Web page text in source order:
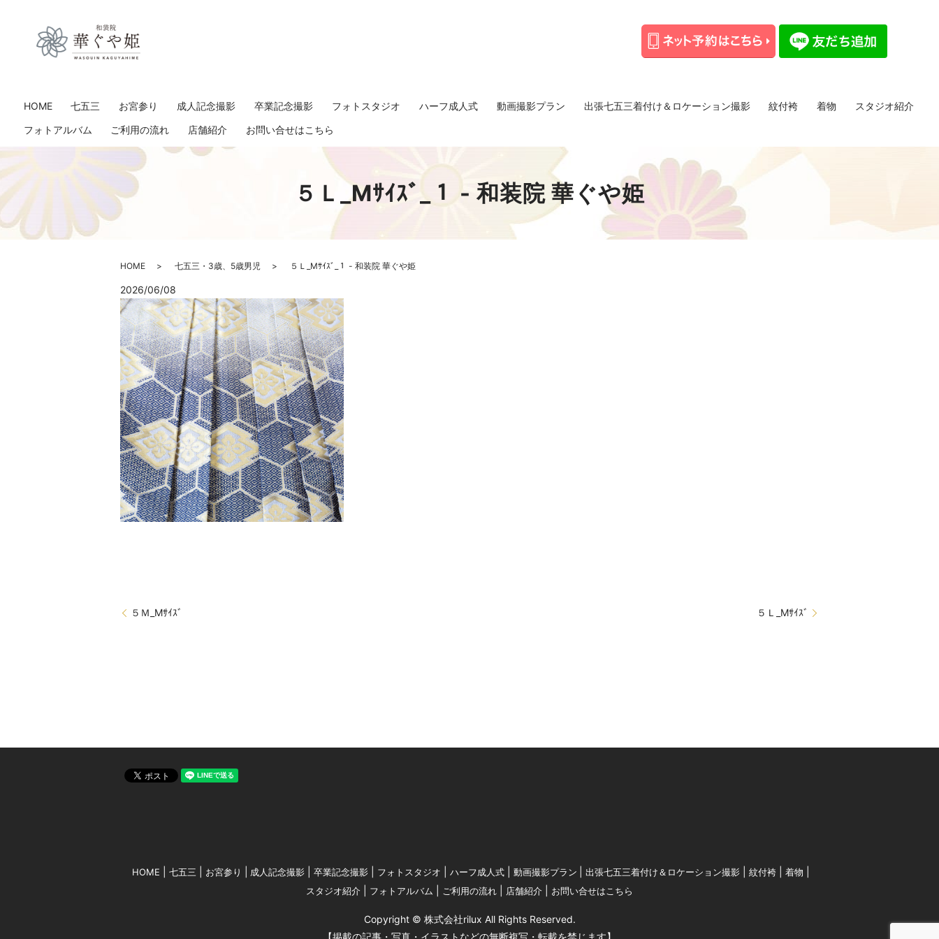
HOME 七五三 お宮参り 成人記念撮影 卒業記念撮影 フォトスタジオ ハーフ成人式 動画撮影プラン 出張七五三着付け＆ロケーション撮影 紋付袴 着物
スタジオ紹介
フォトアルバム
ご利用の流れ 店舗紹介 お問い合せはこちら
５Ｌ_Mｻｲｽﾞ_１ - 和装院 華ぐや姫
HOME 七五三・3歳、5歳男児 ５Ｌ_Mｻｲｽﾞ_１ - 和装院 華ぐや姫
2026/06/08
５Ｍ_Mｻｲｽﾞ ５Ｌ_Mｻｲｽﾞ
HOME 七五三 お宮参り 成人記念撮影 卒業記念撮影 フォトスタジオ ハーフ成人式 動画撮影プラン 出張七五三着付け＆ロケーション撮影 紋付袴
着物
スタジオ紹介
フォトアルバム ご利用の流れ 店舗紹介 お問い合せはこちら
Copyright © 株式会社rilux All Rights Reserved.
【掲載の記事・写真・イラストなどの無断複写・転載を禁じます】